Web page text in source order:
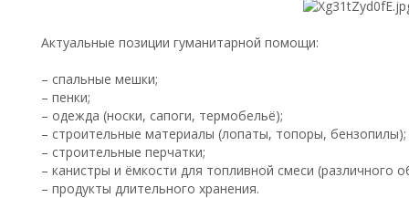
Актуальные позиции гуманитарной помощи:
– спальные мешки;
– пенки;
– одежда (носки, сапоги, термобельё);
– строительные материалы (лопаты, топоры, бензопилы);
– строительные перчатки;
– канистры и ёмкости для топливной смеси (различного
– продукты длительного хранения.